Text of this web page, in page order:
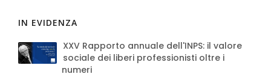
IN EVIDENZA
XXV Rapporto annuale dell'INPS: il valore
sociale dei liberi professionisti oltre i
numeri